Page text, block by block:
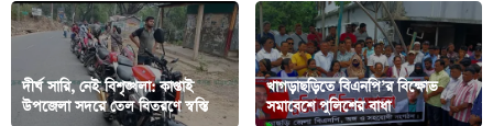
দীর্ঘ সারি, নেই বিশৃঙ্খলা: কাপ্তাই
উপজেলা সদরে তেল বিতরণে স্বস্তি
খাগড়াছড়িতে বিএনপি’র বিক্ষোভ
সমাবেশে পুলিশের বাধা